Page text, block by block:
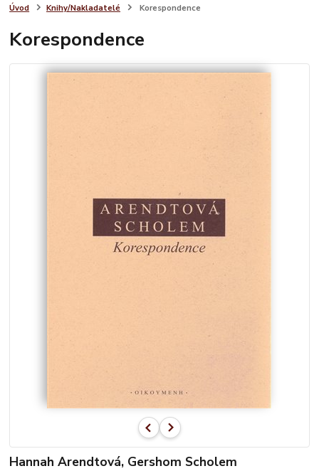
Úvod Knihy/Nakladatelé Korespondence
Korespondence
Hannah Arendtová, Gershom Scholem